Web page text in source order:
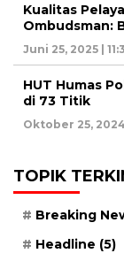
Kualitas
Ombudsman:
Juni 25, 2025 |
HUT Humas
di 73 Titik
Oktober 25,
TOPIK
Breaking
Headline (5)